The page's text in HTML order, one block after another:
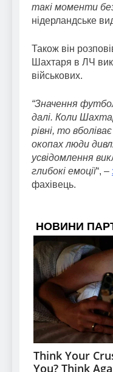
такі моменти
нідерландське
Також він
Шахтаря в ЛЧ
військових.
“Значення
далі. Коли
рівні, то
окопах люди
усвідомлення
глибокі емоції“, –
фахівець.